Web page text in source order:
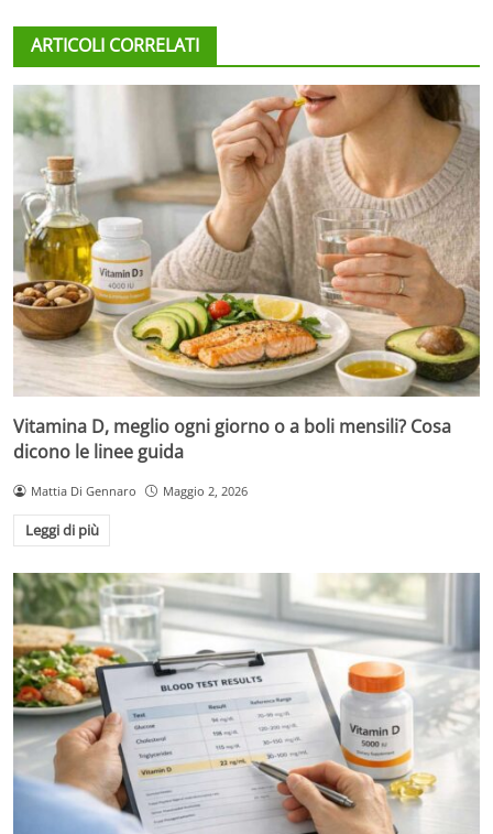
ARTICOLI CORRELATI
Vitamina D, meglio ogni giorno o a boli mensili? Cosa
dicono le linee guida
Mattia Di Gennaro Maggio 2, 2026
Leggi di più